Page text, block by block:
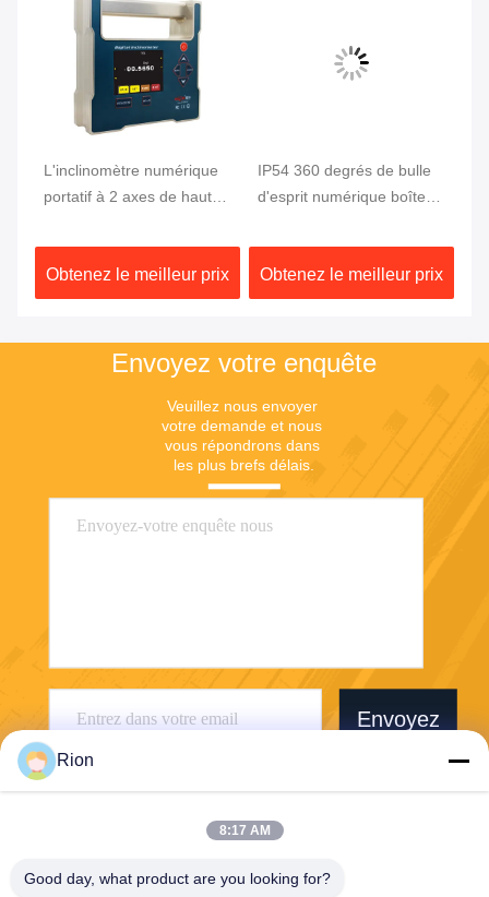
L'inclinomètre numérique
portatif à 2 axes de haute
degré
Obtenez le meilleur prix
IP54 360 degrés de bulle
d'esprit numérique boîte
RION double référence
Obtenez le meilleur prix
Envoyez votre enquête
Veuillez nous envoyer
votre demande et nous
vous répondrons dans
les plus brefs délais.
Envoyez
Shenzhen Rion Technology Co., Ltd.
Rion
8:17 AM
Good day, what product are you looking for?